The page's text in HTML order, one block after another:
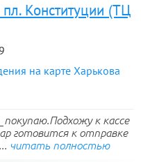
пл. Конституции (ТЦ
на карте Харькова
к кассе
готовится к отправке
читать полностью